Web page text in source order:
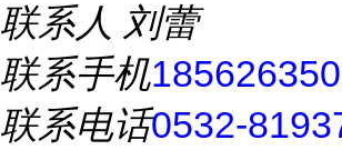
联系人 刘蕾
联系手机
联系电话0532-